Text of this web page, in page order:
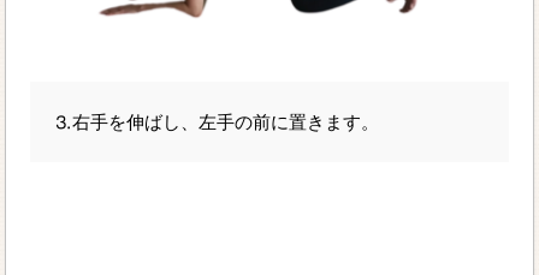
⒊右手を伸ばし、左手の前に置きます。